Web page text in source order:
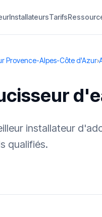
InstallateursTarifs
Provence-Alpes-Côte d'Azur›
installateur
qualifiés.